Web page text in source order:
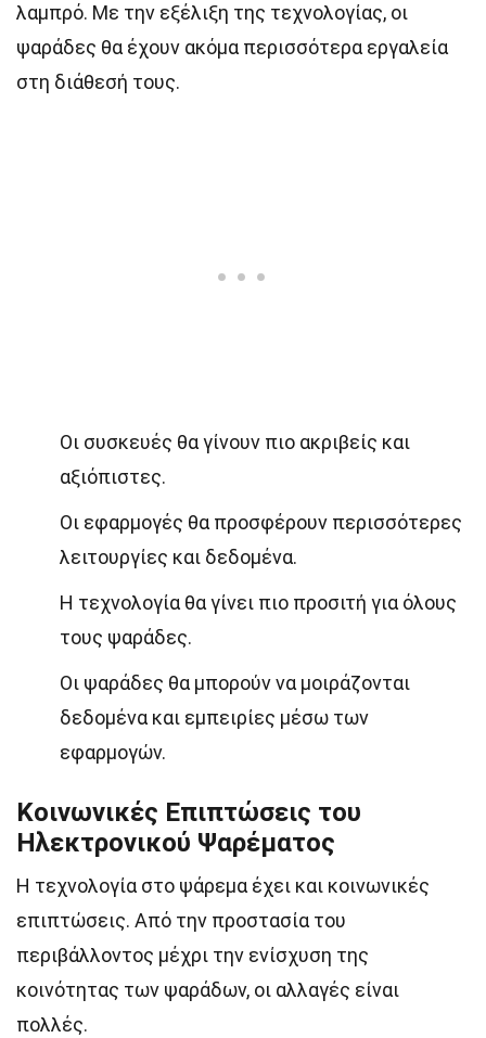
λαμπρό. Με την εξέλιξη της τεχνολογίας, οι
ψαράδες θα έχουν ακόμα περισσότερα εργαλεία
στη διάθεσή τους.
Οι συσκευές θα γίνουν πιο ακριβείς και
αξιόπιστες.
Οι εφαρμογές θα προσφέρουν περισσότερες
λειτουργίες και δεδομένα.
Η τεχνολογία θα γίνει πιο προσιτή για όλους
τους ψαράδες.
Οι ψαράδες θα μπορούν να μοιράζονται
δεδομένα και εμπειρίες μέσω των
εφαρμογών.
Κοινωνικές Επιπτώσεις του
Ηλεκτρονικού Ψαρέματος
Η τεχνολογία στο ψάρεμα έχει και κοινωνικές
επιπτώσεις. Από την προστασία του
περιβάλλοντος μέχρι την ενίσχυση της
κοινότητας των ψαράδων, οι αλλαγές είναι
πολλές.